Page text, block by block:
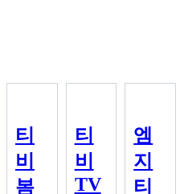
티
비
봄
티
비
TV
엠
지
티